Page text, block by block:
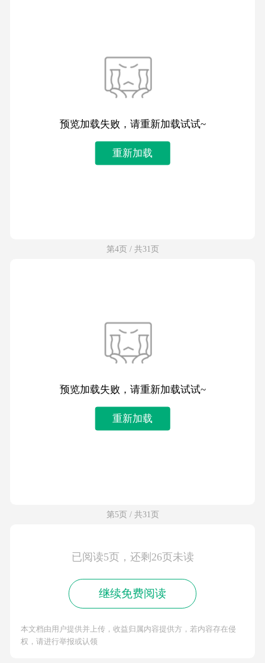
预览加载失败，请重新加载试试~
重新加载
第4页 / 共31页
预览加载失败，请重新加载试试~
重新加载
第5页 / 共31页
已阅读5页，还剩26页未读
继续免费阅读
本文档由用户提供并上传，收益归属内容提供方，若内容存在侵
权，请进行举报或认领